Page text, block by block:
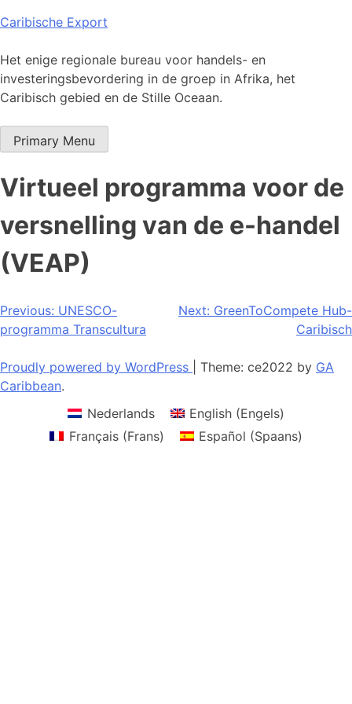
Skip
content
Caribische Export
Het enige regionale bureau voor handels- en
investeringsbevordering in de groep in Afrika, het
Caribisch gebied en de Stille Oceaan.
Primary Menu
Virtueel programma voor de
versnelling van de e-handel
(VEAP)
Bericht
navigatie
Previous: UNESCO-
programma Transcultura
Next: GreenToCompete Hub-
Caribisch
Proudly powered by WordPress Theme: ce2022 by GA
Caribbean.
Nederlands
English(Engels)
Français(Frans) Español (Spaans)